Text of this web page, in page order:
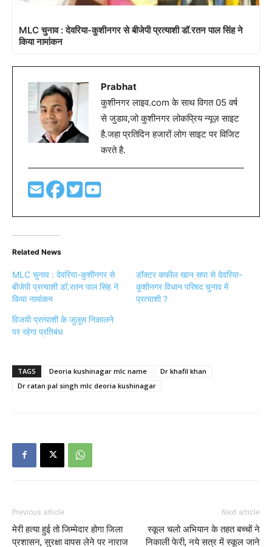
MLC चुनाव : देवरिया-कुशीनगर से बीजेपी प्रत्याशी डॉ.रतन पाल सिंह ने
किया नामांकन
Prabhat
कुशीनगर लाइव.com के साथ विगत 05 वर्ष
से जुडाव,जो कुशीनगर लोकप्रिय न्यूज़ साइट
है.जहा प्रतिदिन हजारों लोग साइट पर विजिट
करते है.
Related News
MLC चुनाव : देवरिया-कुशीनगर से
बीजेपी प्रत्याशी डॉ.रतन पाल सिंह ने
किया नामांकन
डॉक्टर कफ़ील खान सपा से देवरिया-
कुशीनगर विधान परिषद चुनाव में
प्रत्याशी ?
विजयी प्रत्याशी के जुलूस निकालने
पर रहेगा प्रतिबंध
TAGS Deoria kushinagar mlc name
Dr khafil khan
Dr ratan pal singh mlc deoria kushinagar
Previous article
मेरी हत्या हुई तो जिम्मेदार होगा जिला
प्रशासन, सुरक्षा वापस लेने पर नाराज
Next article
स्कूल चलो अभियान के तहत बच्चों ने
निकाली फेरी, नये सत्र में स्कूल जाने